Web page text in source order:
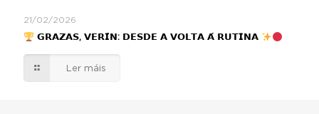
21/02/2026
𝗚𝗥𝗔𝗭𝗔𝗦, 𝗩𝗘𝗥𝗜́𝗡: 𝗗𝗘𝗦𝗗𝗘 𝗔 𝗩𝗢𝗟𝗧𝗔 𝗔́ 𝗥𝗨𝗧𝗜𝗡𝗔
Ler máis